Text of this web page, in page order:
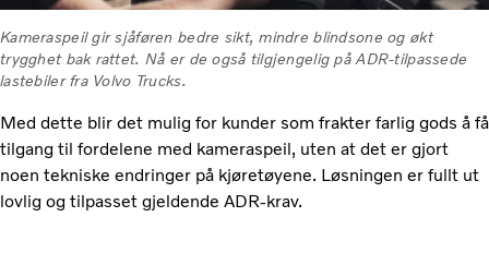
Kameraspeil gir sjåføren bedre sikt, mindre blindsone og økt
trygghet bak rattet. Nå er de også tilgjengelig på ADR-tilpassede
lastebiler fra Volvo Trucks.
Med dette blir det mulig for kunder som frakter farlig gods å få
tilgang til fordelene med kameraspeil, uten at det er gjort
noen tekniske endringer på kjøretøyene. Løsningen er fullt ut
lovlig og tilpasset gjeldende ADR-krav.